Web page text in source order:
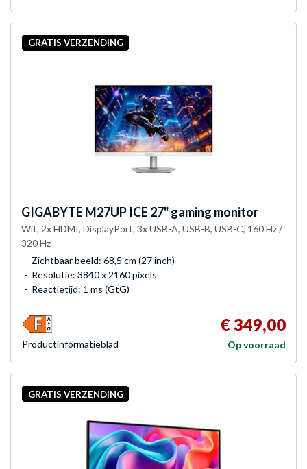
GRATIS VERZENDING
GIGABYTE M27UP ICE 27" gaming monitor
Wit, 2x HDMI, DisplayPort, 3x USB-A, USB-B, USB-C, 160 Hz /
320 Hz
Zichtbaar beeld: 68,5 cm (27 inch)
Resolutie: 3840 x 2160 pixels
Reactietijd: 1 ms (GtG)
€ 349,00
Op voorraad
Product­informatieblad
GRATIS VERZENDING